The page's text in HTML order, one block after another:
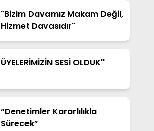
"Bizim Davamız Makam Değil,
Hizmet Davasıdır"
ÜYELERİMİZİN SESİ OLDUK"
“Denetimler Kararlılıkla
Sürecek”